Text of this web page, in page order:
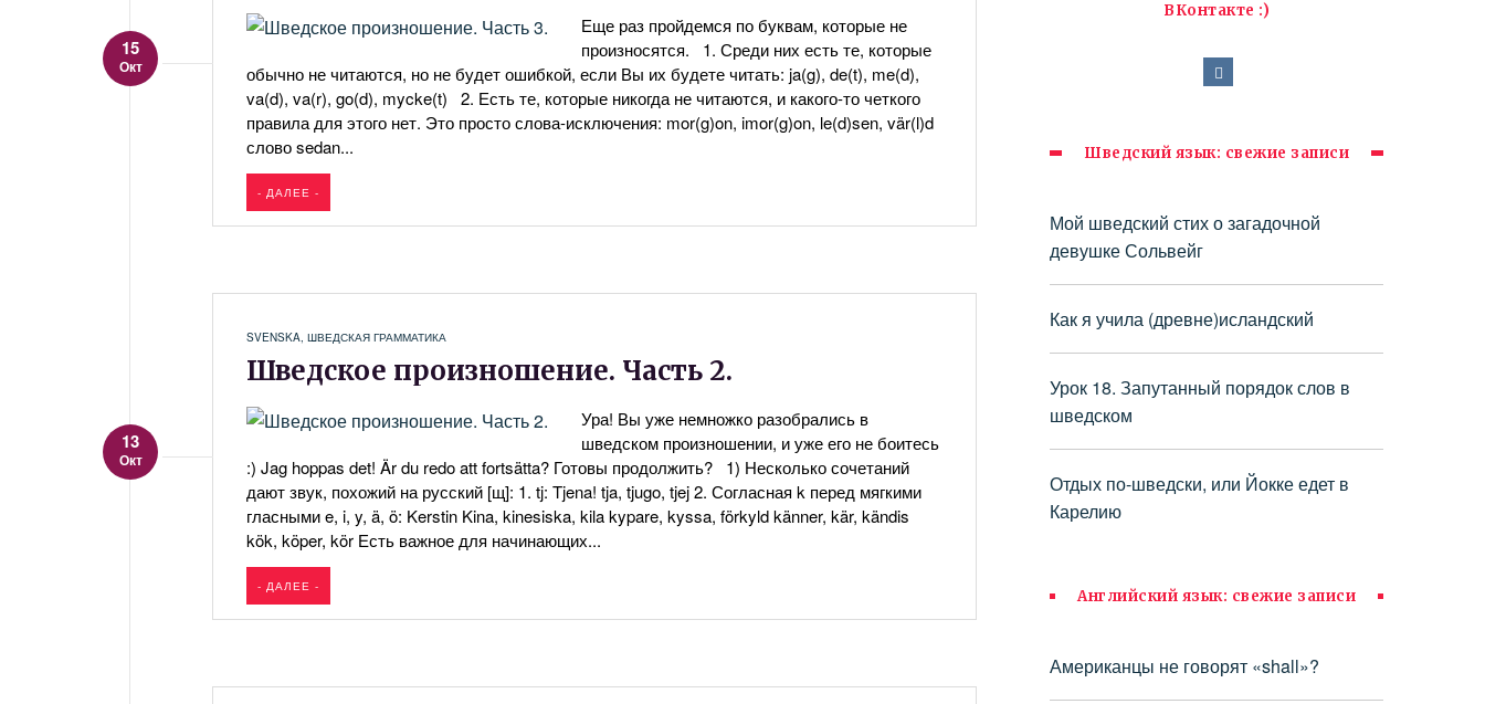
15
Окт
Еще раз пройдемся по буквам, которые не
произносятся. 1. Среди них есть те, которые
обычно не читаются, но не будет ошибкой, если Вы их будете читать: ja(g), de(t), me(d),
va(d), va(r), go(d), mycke(t) 2. Есть те, которые никогда не читаются, и какого-то четкого
правила для этого нет. Это просто слова-исключения: mor(g)on, imor(g)on, le(d)sen, vär(l)d
слово sedan...
- ДАЛЕЕ -
SVENSKA, ШВЕДСКАЯ ГРАММАТИКА
Шведское произношение. Часть 2.
13
Окт
Ура! Вы уже немножко разобрались в
шведском произношении, и уже его не боитесь
:) Jag hoppas det! Är du redo att fortsätta? Готовы продолжить? 1) Несколько сочетаний
дают звук, похожий на русский [щ]: 1. tj: Tjena! tja, tjugo, tjej 2. Согласная k перед мягкими
гласными e, i, y, ä, ö: Kerstin Kina, kinesiska, kila kypare, kyssa, förkyld känner, kär, kändis
kök, köper, kör Есть важное для начинающих...
- ДАЛЕЕ -
ВКонтакте :)
Шведский язык: свежие записи
Мой шведский стих о загадочной
девушке Сольвейг
Как я учила (древне)исландский
Урок 18. Запутанный порядок слов в
шведском
Отдых по-шведски, или Йокке едет в
Карелию
Английский язык: свежие записи
Американцы не говорят «shall»?